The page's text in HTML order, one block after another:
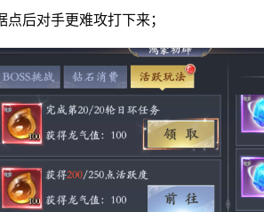
后对手更难攻打下来；